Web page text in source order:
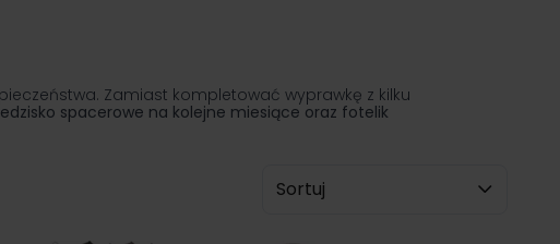
Zamiast kompletować wyprawkę z kilku
spacerowe na kolejne miesiące oraz fotelik
Sortuj wg